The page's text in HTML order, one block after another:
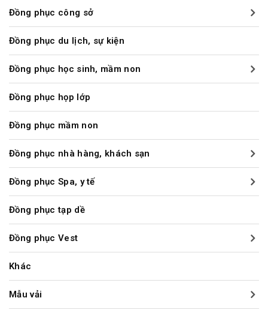
Đồng phục công sở
Đồng phục du lịch, sự kiện
Đồng phục học sinh, mầm non
Đồng phục họp lớp
Đồng phục mầm non
Đồng phục nhà hàng, khách sạn
Đồng phục Spa, y tế
Đồng phục tạp dề
Đồng phục Vest
Khác
Mẫu vải